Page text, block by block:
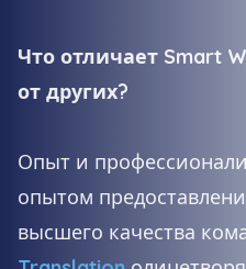
Что отличает Smart
от других?
Опыт и
опытом
высшего качества